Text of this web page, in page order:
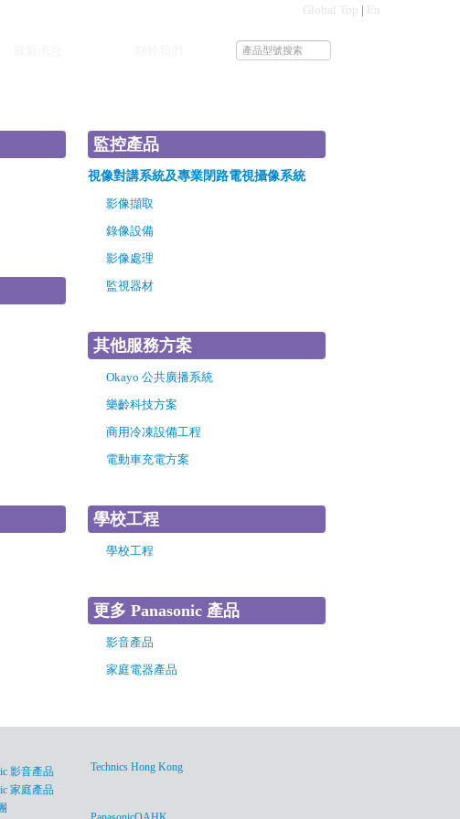
Global Top | En
監控產品
視像對講系統及專業閉路電視攝像系統
影像擷取
錄像設備
影像處理
監視器材
其他服務方案
Okayo 公共廣播系統
樂齡科技方案
商用冷凍設備工程
電動車充電方案
學校工程
學校工程
更多 Panasonic 產品
影音產品
家庭電器產品
影音產品
家庭產品
Technics Hong Kong